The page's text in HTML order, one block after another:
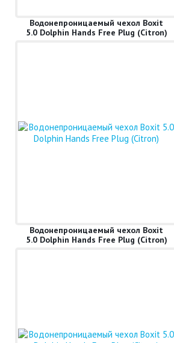
Водонепроницаемый чехол Boxit
5.0 Dolphin Hands Free Plug (Citron)
Водонепроницаемый чехол Boxit
5.0 Dolphin Hands Free Plug (Citron)